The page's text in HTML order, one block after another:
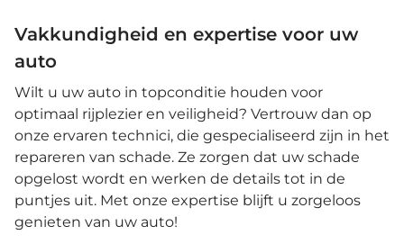
Vakkundigheid en expertise voor uw
auto
Wilt u uw auto in topconditie houden voor
optimaal rijplezier en veiligheid? Vertrouw dan op
onze ervaren technici, die gespecialiseerd zijn in het
repareren van schade. Ze zorgen dat uw schade
opgelost wordt en werken de details tot in de
puntjes uit. Met onze expertise blijft u zorgeloos
genieten van uw auto!